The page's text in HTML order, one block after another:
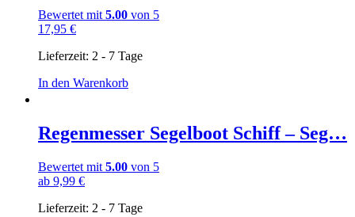
Bewertet mit5.00 von 5
17,95 €
Lieferzeit: 2 - 7 Tage
In den Warenkorb
Regenmesser Segelboot Schiff – Seg…
Bewertet mit 5.00 von 5
ab 9,99 €
Lieferzeit: 2 - 7 Tage